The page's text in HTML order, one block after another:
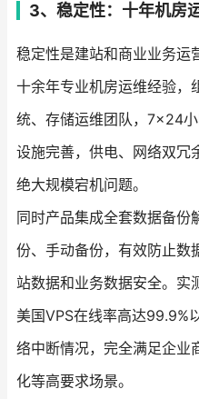
3、稳定性：十年机房
稳定性是建站和商业业务运
十余年专业机房运维经验，
统、存储运维团队，7×24
设施完善，供电、网络双冗
绝大规模宕机问题。
同时产品集成全套数据备份
份、手动备份，有效防止数
站数据和业务数据安全。
美国VPS在线率高达99.9%
络中断情况，完全满足企业
化等高要求场景。